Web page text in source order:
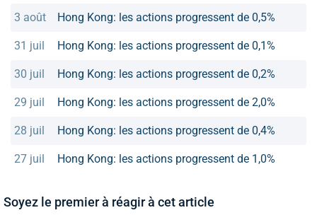
3 août Hong Kong: les actions progressent de 0,5%
31 juil Hong Kong: les actions progressent de 0,1%
30 juil Hong Kong: les actions progressent de 0,2%
29 juil Hong Kong: les actions progressent de 2,0%
28 juil Hong Kong: les actions progressent de 0,4%
27 juil Hong Kong: les actions progressent de 1,0%
Soyez le premier à réagir à cet article